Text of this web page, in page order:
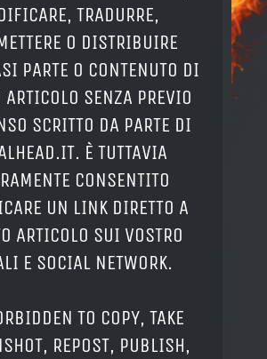
TRADURRE,
O DISTRIBUIRE
PARTE O CONTENUTO DI
ARTICOLO SENZA PREVIO
SCRITTO DA PARTE DI
È TUTTAVIA
CONSENTITO
UN LINK DIRETTO A
ARTICOLO SUI VOSTRO
E SOCIAL NETWORK.
TO COPY, TAKE
REPOST, PUBLISH,